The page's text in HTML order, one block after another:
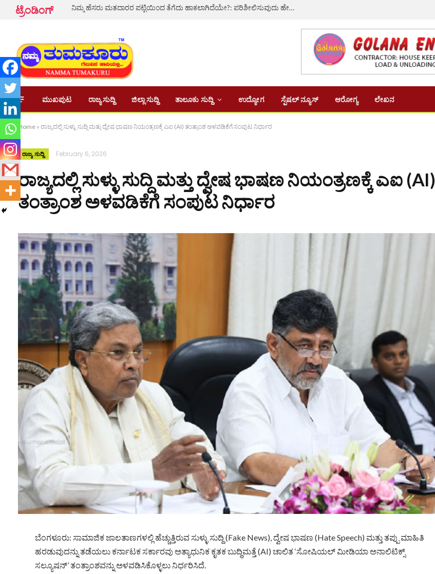
ಟ್ರೆಂಡಿಂಗ್ ನಿಮ್ಮ ಹೆಸರು ಮತದಾರರ ಪಟ್ಟಿಯಿಂದ ತೆಗೆದು ಹಾಕಲಾಗಿದೆಯೇ?: ಪರಿಶೀಲಿಸುವುದು ಹೇಗೆ? ತಪ್ಪದೇ ಈ ಸುದ್ದಿ ಓದಿ
ಮುಖಪುಟ ರಾಜ್ಯ ಸುದ್ದಿ ಜಿಲ್ಲಾ ಸುದ್ದಿ ತಾಲೂಕು ಸುದ್ದಿ ಉದ್ಯೋಗ ಸ್ಪೆಷಲ್ ನ್ಯೂಸ್ ಆರೋಗ್ಯ ಲೇಖನ
Home » ರಾಜ್ಯದಲ್ಲಿ ಸುಳ್ಳು ಸುದ್ದಿ ಮತ್ತು ದ್ವೇಷ ಭಾಷಣ ನಿಯಂತ್ರಣಕ್ಕೆ ಎಐ (AI) ತಂತ್ರಾಂಶ ಅಳವಡಿಕೆಗೆ ಸಂಪುಟ ನಿರ್ಧಾರ
ರಾಜ್ಯ ಸುದ್ದಿ February 6, 2026
ರಾಜ್ಯದಲ್ಲಿ ಸುಳ್ಳು ಸುದ್ದಿ ಮತ್ತು ದ್ವೇಷ ಭಾಷಣ ನಿಯಂತ್ರಣಕ್ಕೆ ಎಐ (AI)
ತಂತ್ರಾಂಶ ಅಳವಡಿಕೆಗೆ ಸಂಪುಟ ನಿರ್ಧಾರ
ಬೆಂಗಳೂರು: ಸಾಮಾಜಿಕ ಜಾಲತಾಣಗಳಲ್ಲಿ ಹೆಚ್ಚುತ್ತಿರುವ ಸುಳ್ಳು ಸುದ್ದಿ (Fake News), ದ್ವೇಷ ಭಾಷಣ (Hate Speech) ಮತ್ತು ತಪ್ಪು ಮಾಹಿತಿ
ಹರಡುವುದನ್ನು ತಡೆಯಲು ಕರ್ನಾಟಕ ಸರ್ಕಾರವು ಅತ್ಯಾಧುನಿಕ ಕೃತಕ ಬುದ್ಧಿಮತ್ತೆ (AI) ಚಾಲಿತ ‘ಸೋಷಿಯಲ್ ಮೀಡಿಯಾ ಅನಾಲಿಟಿಕ್ಸ್
ಸಲ್ಯೂಷನ್’ ತಂತ್ರಾಂಶವನ್ನು ಅಳವಡಿಸಿಕೊಳ್ಳಲು ನಿರ್ಧರಿಸಿದೆ.